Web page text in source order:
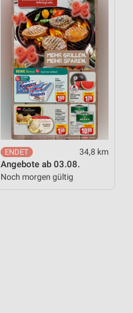
34,8 km
Angebote ab 03.08.
Noch morgen gültig